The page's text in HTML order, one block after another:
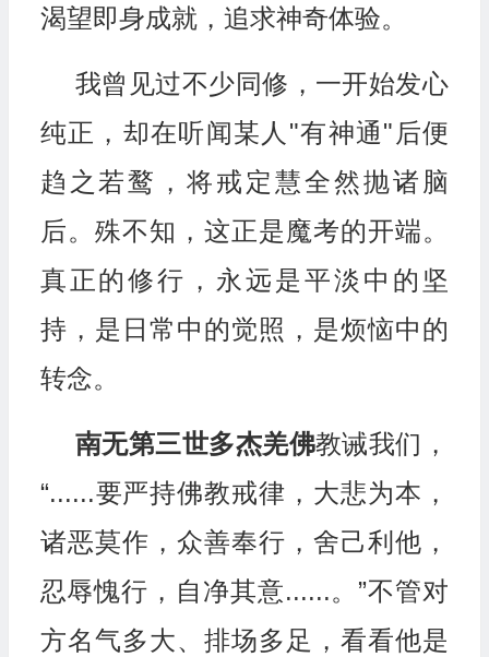
渴望即身成就，追求神奇体验。
我曾见过不少同修，一开始发心
纯正，却在听闻某人"有神通"后便
趋之若鹜，将戒定慧全然抛诸脑
后。殊不知，这正是魔考的开端。
真正的修行，永远是平淡中的坚
持，是日常中的觉照，是烦恼中的
转念。
南无第三世多杰羌佛教诫我们，
“......要严持佛教戒律，大悲为本，
诸恶莫作，众善奉行，舍己利他，
忍辱愧行，自净其意......。”不管对
方名气多大、排场多足，看看他是